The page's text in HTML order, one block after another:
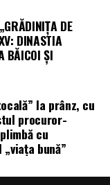
DE
DINASTIA
BĂICOI ȘI
la prânz, cu
procuror-
cu
bună”